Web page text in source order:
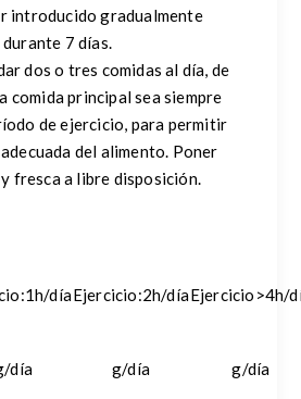
introducido gradualmente
durante 7 días.
dos o tres comidas al día, de
comida principal sea siempre
de ejercicio, para permitir
del alimento. Poner
fresca a libre disposición.
díaEjercicio:2h/díaEjercicio>4h/
día g/día g/día